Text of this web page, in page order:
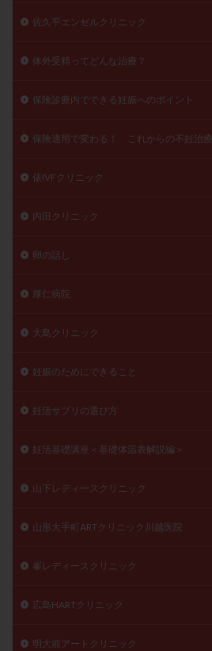
佐久平エンゼルクリニック
体外受精ってどんな治療？
保険診療内でできる妊娠へのポイント
保険適用で変わる！ これからの不妊治療
俵IVFクリニック
内田クリニック
卵の話し
厚仁病院
大島クリニック
妊娠のためにできること
妊活サプリの選び方
妊活基礎講座＜基礎体温表解説編＞
山下レディースクリニック
山形大手町ARTクリニック川越医院
峯レディースクリニック
広島HARTクリニック
明大前アートクリニック